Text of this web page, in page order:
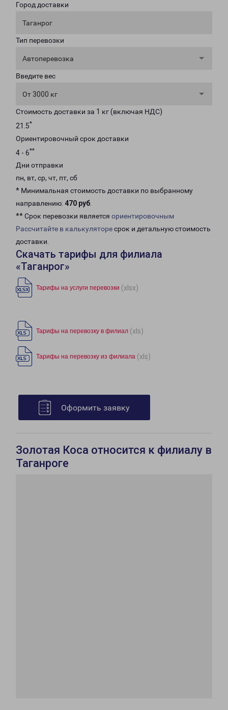
Город доставки
Таганрог
Тип перевозки
Автоперевозка
Введите вес
От 3000 кг
Стоимость доставки за 1 кг (включая НДС)
21.5*
Ориентировочный срок доставки
4 - 6**
Дни отправки
пн, вт, ср, чт, пт, сб
* Минимальная стоимость доставки по выбранному
направлению: 470 руб.
** Срок перевозки является ориентировочным
Рассчитайте в калькуляторесрок и детальную стоимость
доставки.
Скачать тарифы для филиала
«Таганрог»
Тарифы на услуги перевозки (xlsx)
Тарифы на перевозку в филиал (xls)
Тарифы на перевозку из филиала (xls)
Оформить заявку
Золотая Коса относится к филиалу в
Таганроге